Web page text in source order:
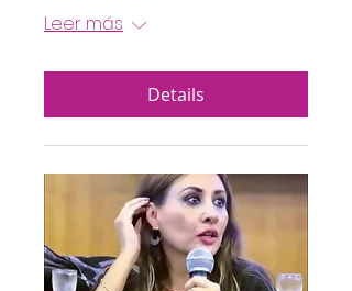
Leer más
Details